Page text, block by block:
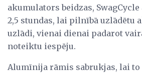
akumulators beidzas,
2,5 stundas, lai pilnībā uzlādētu
uzlādi, vienai dienai padarot
noteiktu iespēju.
Alumīnija rāmis sabrukjas, lai